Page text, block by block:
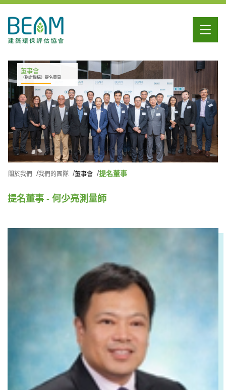
董事會
（指定機構）提名董事
關於我們 我們的團隊 董事會 提名董事
提名董事 - 何少亮測量師